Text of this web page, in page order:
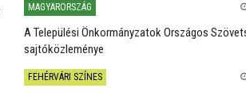
MAGYARORSZÁG
A Települési Önkormányzatok Országos
sajtóközleménye
FEHÉRVÁRI SZÍNES